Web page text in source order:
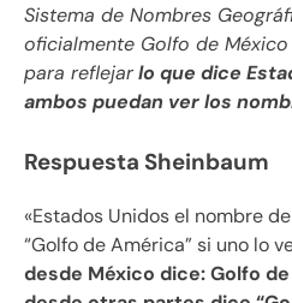
Sistema de Nombres
oficialmente Golfo de
para reflejarlo que dice
ambos puedan ver los
Respuesta Sheinbaum
«Estados Unidos el nombre
“Golfo de América” si uno lo
desde México dice: Golfo